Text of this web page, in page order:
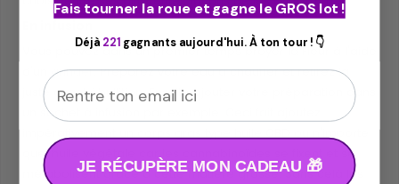
Vous pouvez dans un premier temps broyer la Fleur à l'aide
grinder. Préparez votre eau à chauffer et retirez la
juste avant ébullition. Ensuite ajouter votre préparation dans
un sachet à infusion par exemple. Ceci fait ajoutez
quel huile végétale car les cannabinoïdes se fixent et se
métabolisent grâce à cette matière grasse. Sans celà les
Fais tourner la roue et gagne le GROS lot !
Déjà 221 gagnants aujourd'hui. À ton tour ! 👇
Email
JE RÉCUPÈRE MON CADEAU 🎁